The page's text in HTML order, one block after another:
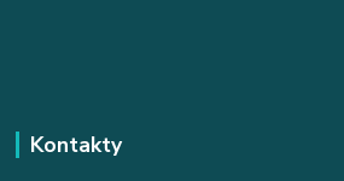
Kontakty